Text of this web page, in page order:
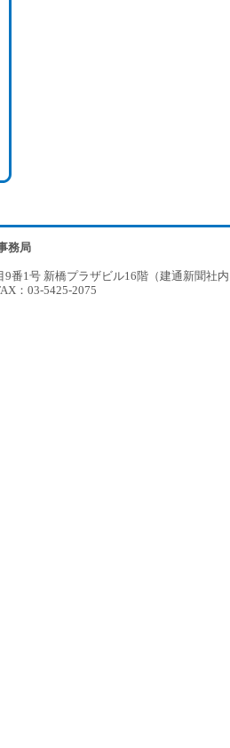
務局
9番1号 新橋プラザビル16階（建通新聞社
：03-5425-2075